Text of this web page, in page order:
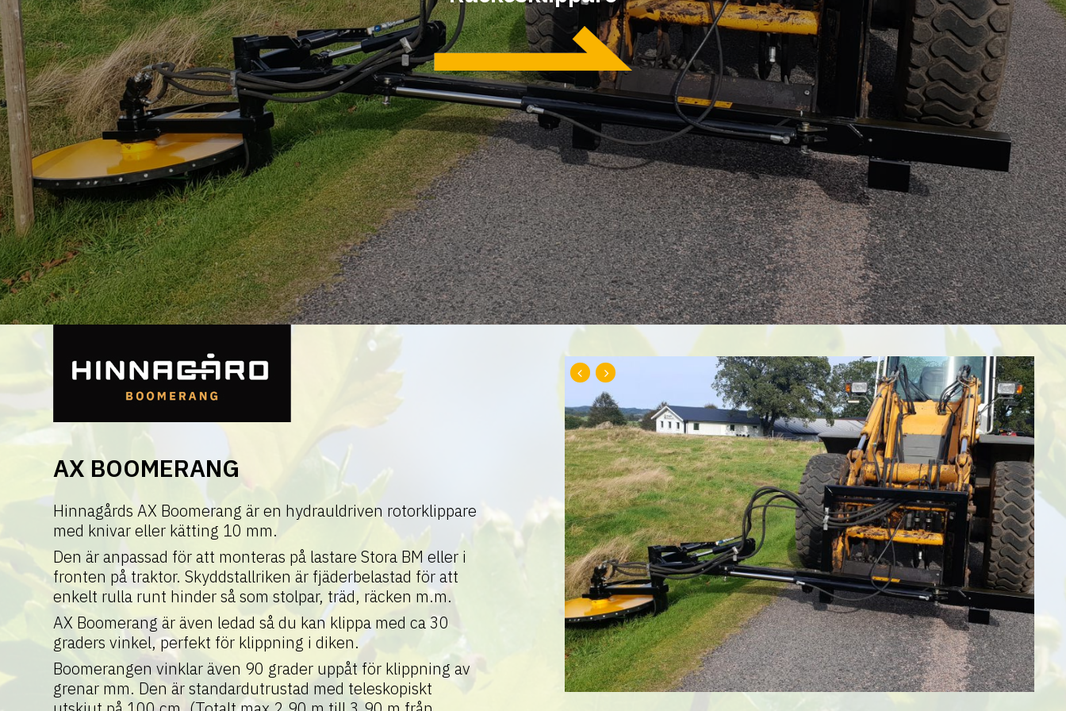
AX BOOMERANG
Hinnagårds AX Boomerang är en hydrauldriven rotorklippare
med knivar eller kätting 10 mm.
Den är anpassad för att monteras på lastare Stora BM eller i
fronten på traktor.Skyddstallriken är fjäderbelastad för att
enkelt rulla runt hinder så som stolpar, träd, räcken m.m.
AX Boomerang är även ledad så du kan klippa med ca 30
graders vinkel, perfekt för klippning i diken.
Boomerangen vinklar även 90 grader uppåt för klippning av
grenar mm. Den är standardutrustad med teleskopiskt